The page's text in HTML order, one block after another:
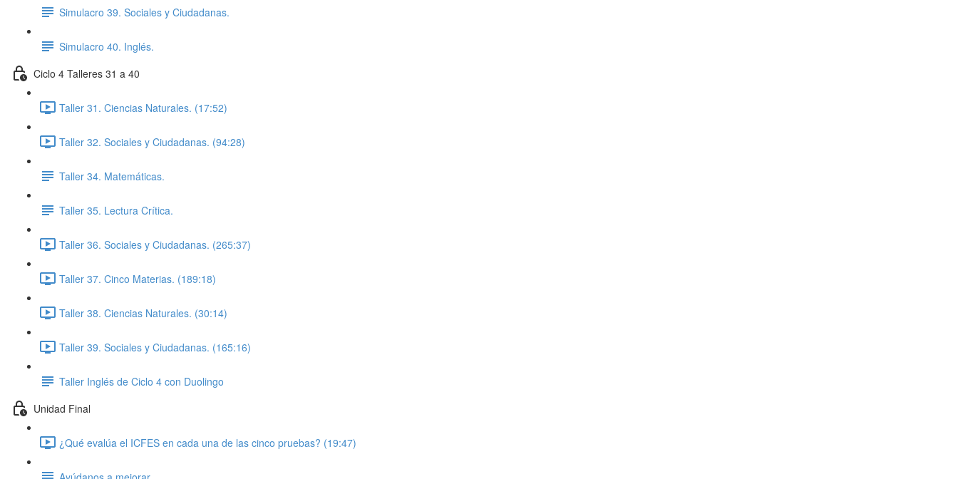
Simulacro 39. Sociales y Ciudadanas.
Simulacro 40. Inglés.
Ciclo 4 Talleres 31 a 40
Taller 31. Ciencias Naturales. (17:52)
Taller 32. Sociales y Ciudadanas. (94:28)
Taller 34. Matemáticas.
Taller 35. Lectura Crítica.
Taller 36. Sociales y Ciudadanas. (265:37)
Taller 37. Cinco Materias. (189:18)
Taller 38. Ciencias Naturales. (30:14)
Taller 39. Sociales y Ciudadanas. (165:16)
Taller Inglés de Ciclo 4 con Duolingo
Unidad Final
¿Qué evalúa el ICFES en cada una de las cinco pruebas? (19:47)